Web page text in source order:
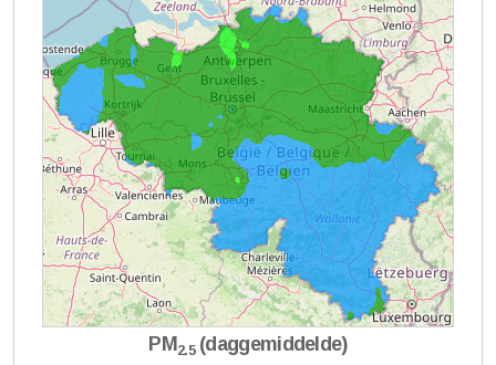
PM2.5(daggemiddelde)